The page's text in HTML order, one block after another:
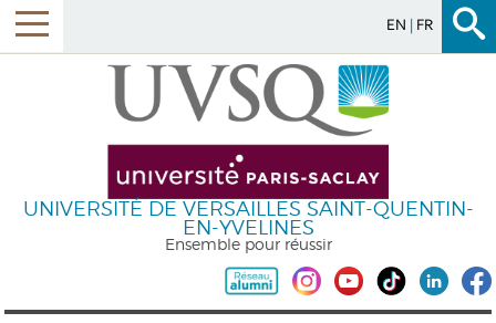
EN FR
UNIVERSITÉ DE VERSAILLES SAINT-QUENTIN-
EN-YVELINES
Ensemble pour réussir